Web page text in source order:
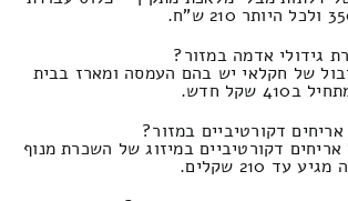
גידולי אדמה במזור?
של חקלאי יש בהם העמסה ומארז בבית
שקל חדש.
דקורטיביים במזור?
דקורטיביים במיזוג של השכרת מנוף